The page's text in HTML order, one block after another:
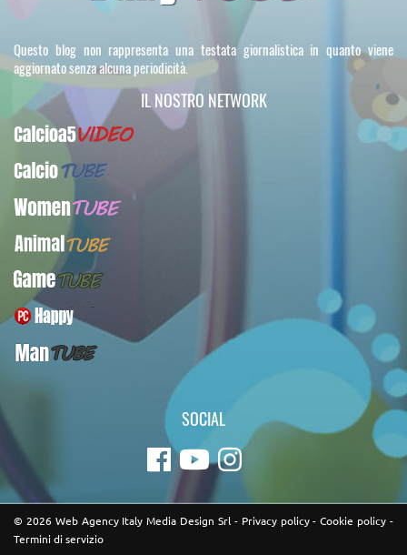
Questo blog non rappresenta una testata giornalistica in quanto viene
aggiornato senza alcuna periodicità.
IL NOSTRO NETWORK
Calcioa5Video
PcHappy
ManTUBE
SOCIAL
© 2026 Web Agency Italy Media Design Srl - Privacy policy-Cookie policy -
Termini di servizio